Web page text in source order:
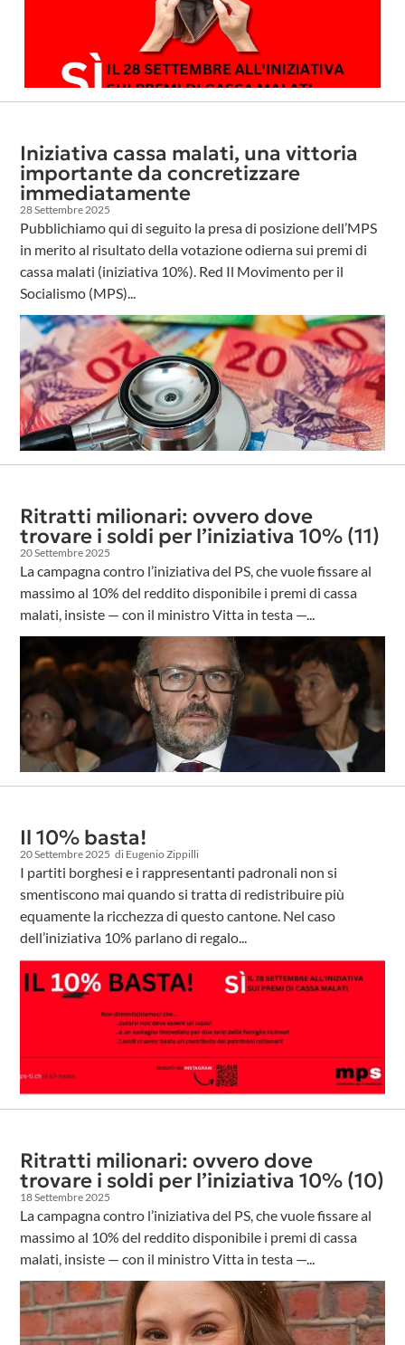
Iniziativa cassa malati, una vittoria
importante da concretizzare
immediatamente
28 Settembre 2025
Pubblichiamo qui di seguito la presa di posizione dell’MPS
in merito al risultato della votazione odierna sui premi di
cassa malati (iniziativa 10%). Red Il Movimento per il
Socialismo (MPS)...
Ritratti milionari: ovvero dove
trovare i soldi per l’iniziativa 10% (11)
20 Settembre 2025
La campagna contro l’iniziativa del PS, che vuole fissare al
massimo al 10% del reddito disponibile i premi di cassa
malati, insiste — con il ministro Vitta in testa —...
Il 10% basta!
20 Settembre 2025 di Eugenio Zippilli
I partiti borghesi e i rappresentanti padronali non si
smentiscono mai quando si tratta di redistribuire più
equamente la ricchezza di questo cantone. Nel caso
dell’iniziativa 10% parlano di regalo...
Ritratti milionari: ovvero dove
trovare i soldi per l’iniziativa 10% (10)
18 Settembre 2025
La campagna contro l’iniziativa del PS, che vuole fissare al
massimo al 10% del reddito disponibile i premi di cassa
malati, insiste — con il ministro Vitta in testa —...